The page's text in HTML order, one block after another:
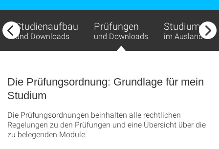
Studienaufbau
und Downloads
Prüfungen
und Downloads
Studium
im Ausland
Die Prüfungsordnung: Grundlage für mein
Studium
Die Prüfungsordnungen beinhalten alle rechtlichen
Regelungen zu den Prüfungen und eine Übersicht über die
zu belegenden Module.